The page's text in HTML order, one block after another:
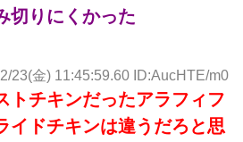
切りにくかった
23(金) 11:45:59.60 ID:AucHTE/m0
トチキンだったアラフィフ
イドチキンは違うだろと思